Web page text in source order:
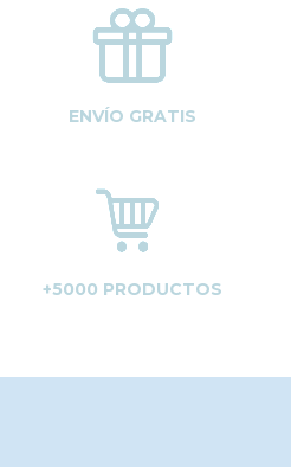
ENVÍO GRATIS
+5000 PRODUCTOS